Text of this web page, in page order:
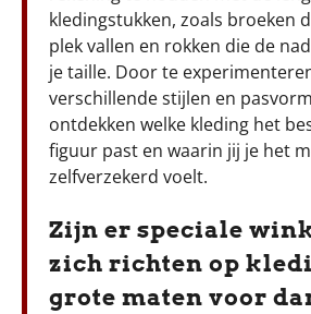
kledingstukken, zoals broeken
plek vallen en rokken die de
je taille. Door te
verschillende stijlen en
ontdekken welke kleding het
figuur past en waarin jij je het
zelfverzekerd voelt.
Zijn er speciale
zich richten op
grote maten voor